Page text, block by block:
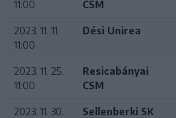
11:00
CSM
2023. 11. 11.
11:00
Dési Unirea
2023. 11. 25.
11:00
Resicabányai
CSM
2023. 11. 30.
Sellenberki SK